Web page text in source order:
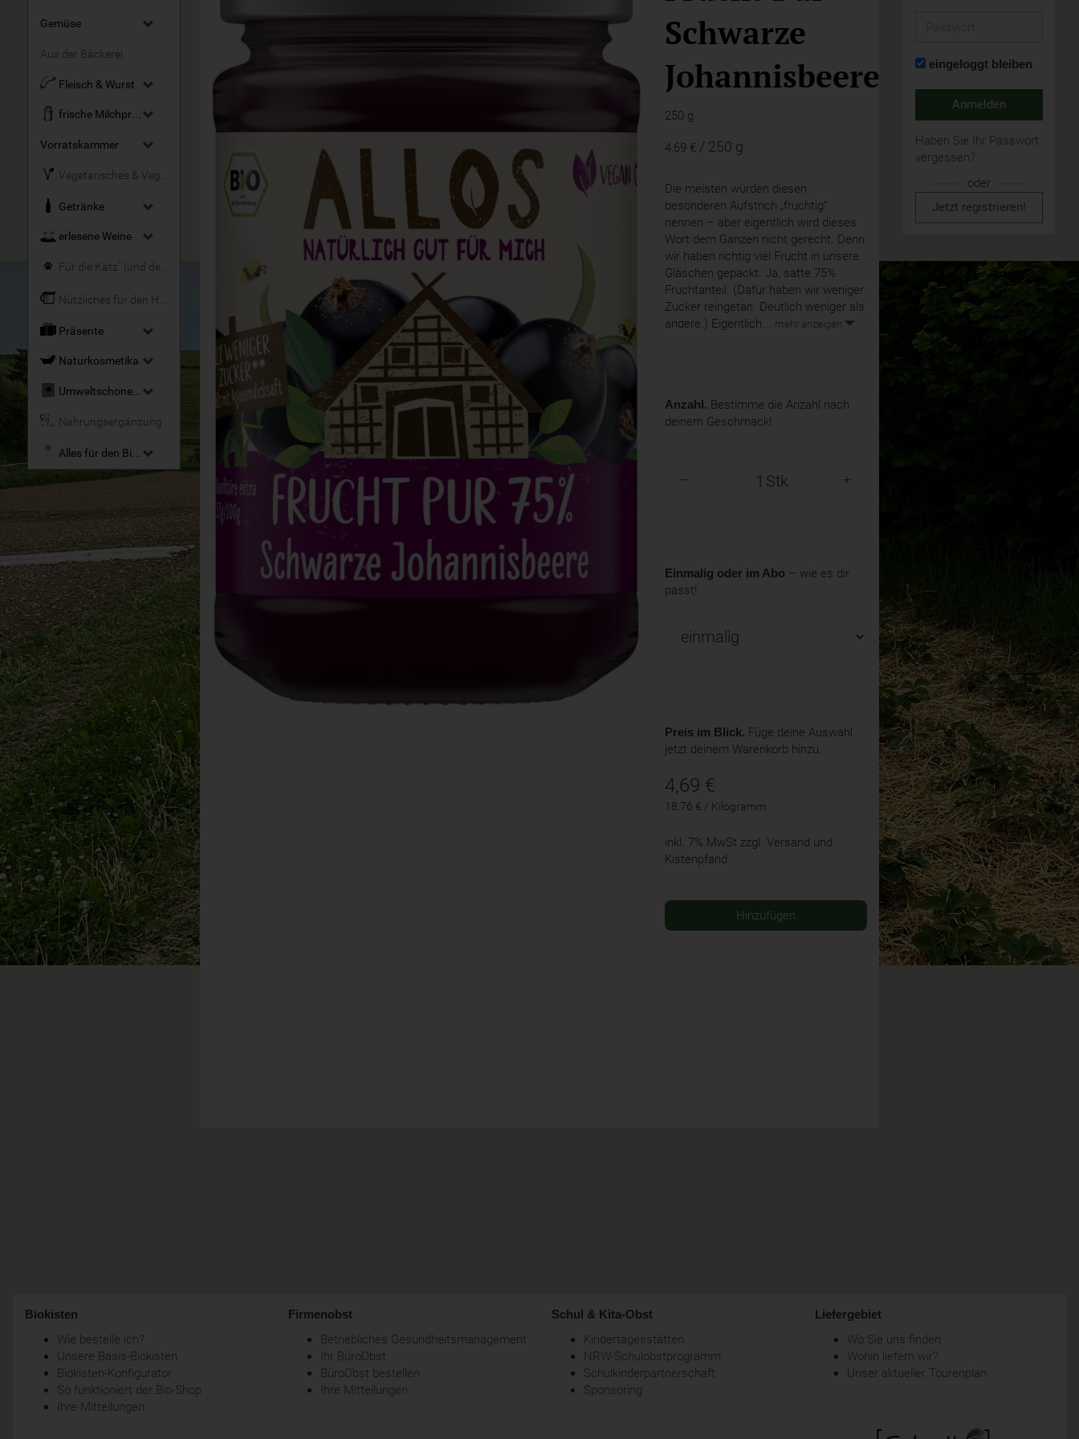
Gemüse
Aus der Bäckerei
Fleisch & Wurst
frische Milchprodukte
Vorratskammer
Getränke
erlesene Weine
Für die Katz´ (und den Hund)
Präsente
Naturkosmetika
Umweltschonende Reinigungsmittel
Nahrungsergänzung
Alles für den Bio-Garten
Schwarze
Johannisbeere
250 g
4,69 € / 250 g
Die meisten würden diesen
besonderen Aufstrich „fruchtig“
nennen – aber eigentlich wird dieses
Wort dem Ganzen nicht gerecht. Denn
wir haben richtig viel Frucht in unsere
Gläschen gepackt. Ja, satte 75%
Fruchtanteil. (Dafür haben wir weniger
Zucker reingetan. Deutlich weniger als
andere.) Eigentlich...
mehr anzeigen
Anzahl. Bestimme die Anzahl nach
deinem Geschmack!
Stk
Einmalig oder im Abo – wie es dir
passt!
Preis im Blick. Füge deine Auswahl
jetzt deinem Warenkorb hinzu.
4,69 €
18,76 € / Kilogramm
inkl. 7% MwSt zzgl. Versand und
Kistenpfand
Hinzufügen
eingeloggt bleiben
Anmelden
Haben Sie Ihr Passwort
vergessen?
oder
Jetzt registrieren!
Biokisten
Wie bestelle ich?
Unsere Basis-Biokisten
Biokisten-Konfigurator
So funktioniert der Bio-Shop
Ihre Mitteilungen
Firmenobst
Betriebliches Gesundheitsmanagement
Ihr BüroObst
BüroObst bestellen
Ihre Mitteilungen
Schul & Kita-Obst
Kindertagesstätten
NRW-Schulobstprogramm
Schulkinderpartnerschaft
Sponsoring
Liefergebiet
Wo Sie uns finden
Wohin liefern wir?
Unser aktueller Tourenplan